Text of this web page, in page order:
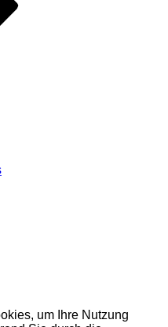
um Ihre Nutzung